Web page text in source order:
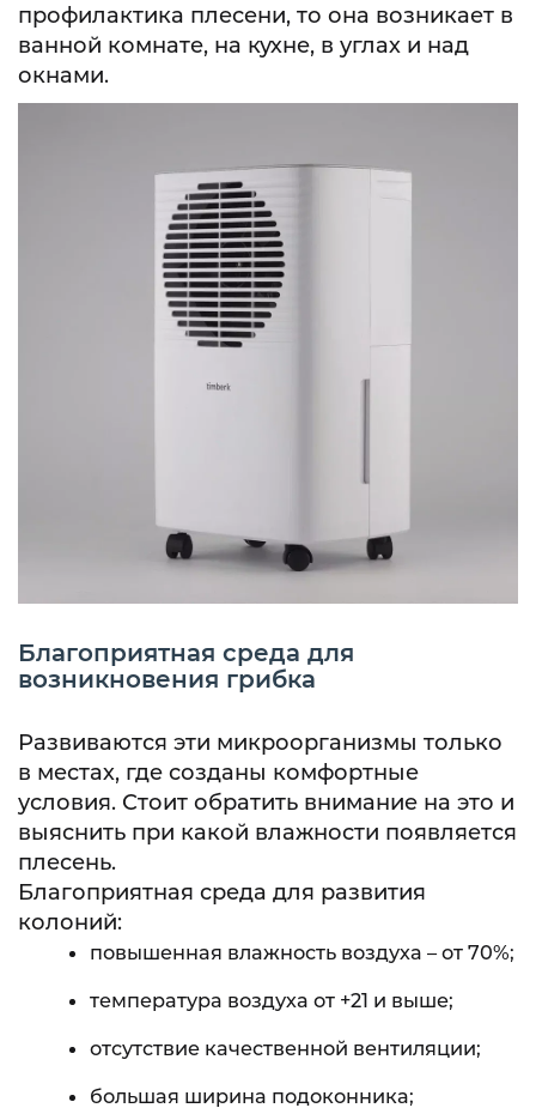
профилактика плесени, то она возникает в
ванной комнате, на кухне, в углах и над
окнами.
Благоприятная среда для
возникновения грибка
Развиваются эти микроорганизмы только
в местах, где созданы комфортные
условия. Стоит обратить внимание на это и
выяснить при какой влажности появляется
плесень.
Благоприятная среда для развития
колоний:
повышенная влажность воздуха – от 70%;
температура воздуха от +21 и выше;
отсутствие качественной вентиляции;
большая ширина подоконника;